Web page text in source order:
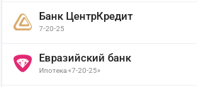
Банк ЦентрКредит
7-20-25
Евразийский банк
Ипотека «7-20-25»